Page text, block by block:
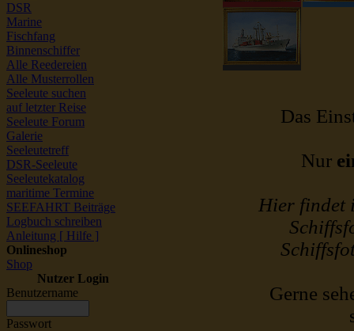
DSR
Marine
Fischfang
Binnenschiffer
Alle Reedereien
Alle Musterrollen
Seeleute suchen
auf letzter Reise
Seeleute Forum
Galerie
Seeleutetreff
DSR-Seeleute
Seeleutekatalog
maritime Termine
SEEFAHRT Beiträge
Logbuch schreiben
Anleitung [ Hilfe ]
Onlineshop
Shop
Nutzer Login
Benutzername
Passwort
Das
Nur
Hier findet
Gerne